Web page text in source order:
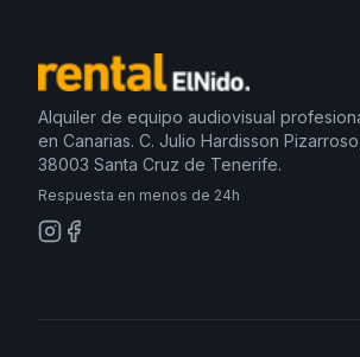
Alquiler de equipo audiovisual
en Canarias. C. Julio Hardisson
38003 Santa Cruz de Tenerife.
Respuesta en menos de 24h